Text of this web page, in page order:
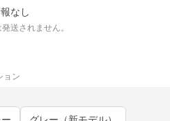
なし
送されません。
ョン